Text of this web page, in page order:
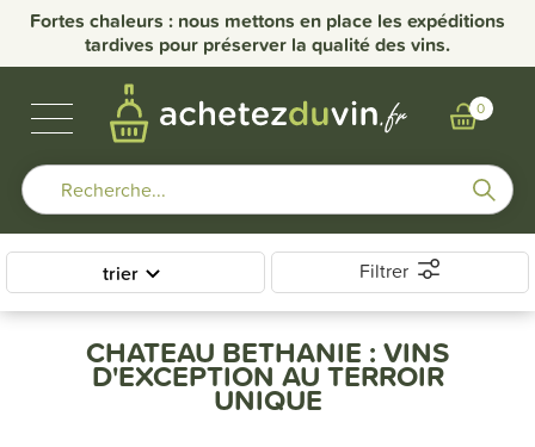
Fortes chaleurs : nous mettons en place les expéditions
tardives pour préserver la qualité des vins.
0
VINS DE BOURGOGNE
NOS DOMAINES
AUTRES RÉGIONS
BULLES & SPIRITUEUX
trier Filtrer
CHATEAU BETHANIE : VINS
D'EXCEPTION AU TERROIR
UNIQUE